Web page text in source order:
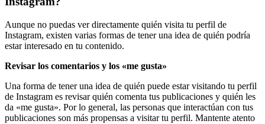
Aunque no puedas ver directamente quién visita tu perfil de
Instagram, existen varias formas de tener una idea de quién podría
estar interesado en tu contenido.
Revisar los comentarios y los «me gusta»
Una forma de tener una idea de quién puede estar visitando tu perfil
de Instagram es revisar quién comenta tus publicaciones y quién les
da «me gusta». Por lo general, las personas que interactúan con tus
publicaciones son más propensas a visitar tu perfil. Mantente atento